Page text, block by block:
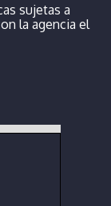
sujetas a
la agencia el